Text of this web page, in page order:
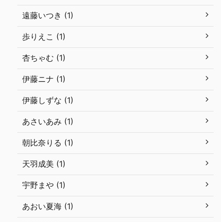
遠藤いつき (1)
歩りえこ (1)
杏ちゃむ (1)
伊藤ニナ (1)
伊藤しずな (1)
あさいあみ (1)
朝比奈りる (1)
天羽成美 (1)
宇野まや (1)
あおい夏海 (1)